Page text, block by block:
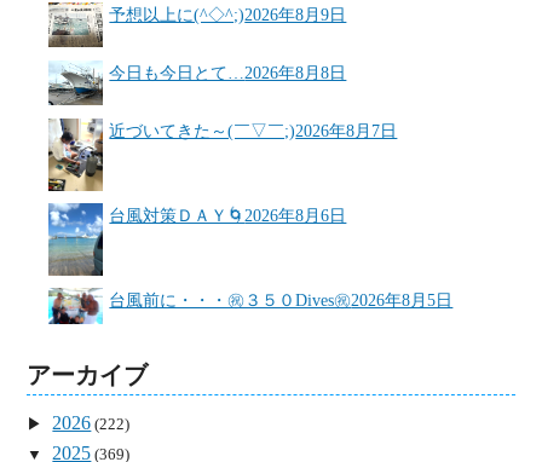
予想以上に(^◇^;)2026年8月9日
今日も今日とて… 2026年8月8日
近づいてきた～(￣▽￣;)2026年8月7日
台風対策ＤＡＹ🌀 2026年8月6日
台風前に・・・㊗３５０Dives㊗2026年8月5日
アーカイブ
2026 (222)
2025 (369)